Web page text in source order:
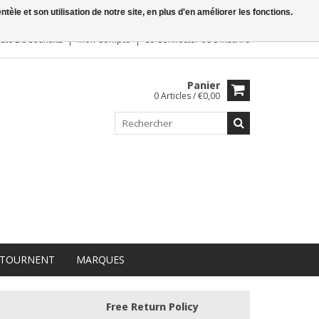
De Souhaits Mon Compte Se ConnecterouS'inscrire
Panier
0 Articles / €0,00
MARQUES
Free Return Policy
et son utilisation de notre site, en plus d'en améliorer les fonctions.